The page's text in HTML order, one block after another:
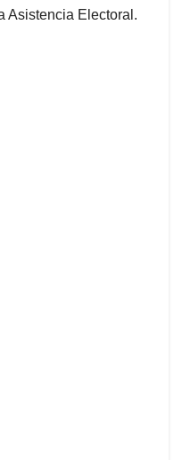
Asistencia Electoral.